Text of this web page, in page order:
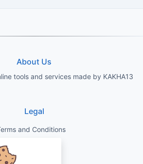
About Us
tools and services made by KAKHA13
Legal
and Conditions
Privacy Policy